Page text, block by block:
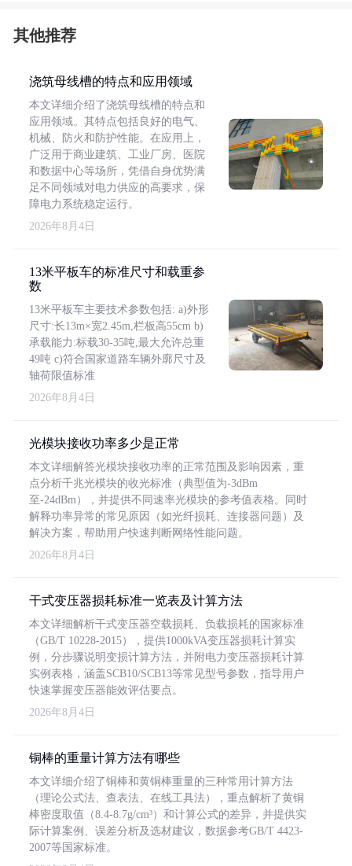
其他推荐
浇筑母线槽的特点和应用领域
本文详细介绍了浇筑母线槽的特点和
应用领域。其特点包括良好的电气、
机械、防火和防护性能。在应用上，
广泛用于商业建筑、工业厂房、医院
和数据中心等场所，凭借自身优势满
足不同领域对电力供应的高要求，保
障电力系统稳定运行。
2026年8月4日
13米平板车的标准尺寸和载重参
数
13米平板车主要技术参数包括: a)外形
尺寸:长13m×宽2.45m,栏板高55cm b)
承载能力:标载30-35吨,最大允许总重
49吨 c)符合国家道路车辆外廓尺寸及
轴荷限值标准
2026年8月4日
光模块接收功率多少是正常
本文详细解答光模块接收功率的正常范围及影响因素，重
点分析千兆光模块的收光标准（典型值为-3dBm
至-24dBm），并提供不同速率光模块的参考值表格。同时
解释功率异常的常见原因（如光纤损耗、连接器问题）及
解决方案，帮助用户快速判断网络性能问题。
2026年8月4日
干式变压器损耗标准一览表及计算方法
本文详细解析干式变压器空载损耗、负载损耗的国家标准
（GB/T 10228-2015），提供1000kVA变压器损耗计算实
例，分步骤说明变损计算方法，并附电力变压器损耗计算
实例表格，涵盖SCB10/SCB13等常见型号参数，指导用户
快速掌握变压器能效评估要点。
2026年8月4日
铜棒的重量计算方法有哪些
本文详细介绍了铜棒和黄铜棒重量的三种常用计算方法
（理论公式法、查表法、在线工具法），重点解析了黄铜
棒密度取值（8.4-8.7g/cm³）和计算公式的差异，并提供实
际计算案例、误差分析及选材建议，数据参考GB/T 4423-
2007等国家标准。